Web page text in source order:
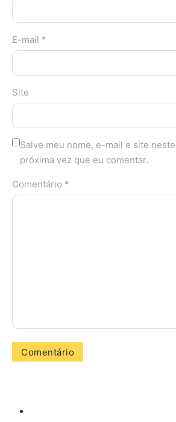
E-mail *
Site
Salve meu nome, e-mail e site
próxima vez que eu comentar.
Comentário *